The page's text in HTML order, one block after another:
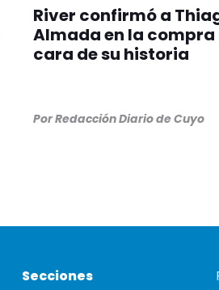
River confirmó a
Almada en la compra
cara de su historia
PorRedacción Diario de Cuyo
Secciones